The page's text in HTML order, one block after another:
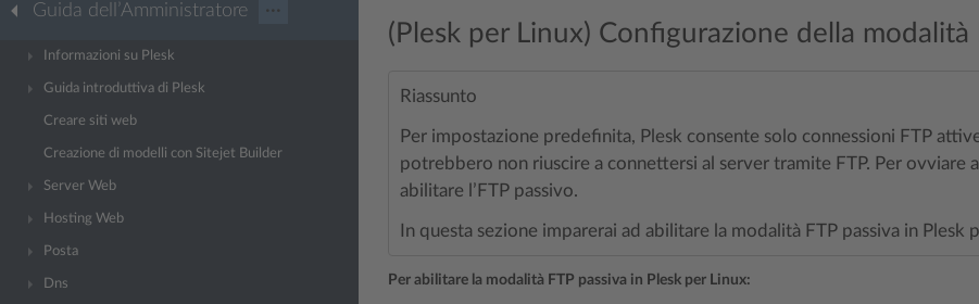
Guida dell’Amministratore ···
Informazioni su Plesk
Guida introduttiva di Plesk
Creare siti web
Creazione di modelli con Sitejet Builder
Server Web
Hosting Web
Posta
Dns
(Plesk per Linux) Configurazione della modalità
Riassunto
Per impostazione predefinita, Plesk consente solo connessioni FTP
potrebbero non riuscire a connettersi al server tramite FTP. Per ovviare
abilitare l’FTP passivo.
In questa sezione imparerai ad abilitare la modalità FTP passiva in Plesk
Per abilitare la modalità FTP passiva in Plesk per Linux: